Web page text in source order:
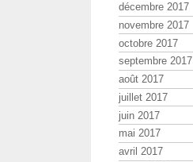
décembre 2017
novembre 2017
octobre 2017
septembre 2017
août 2017
juillet 2017
juin 2017
mai 2017
avril 2017